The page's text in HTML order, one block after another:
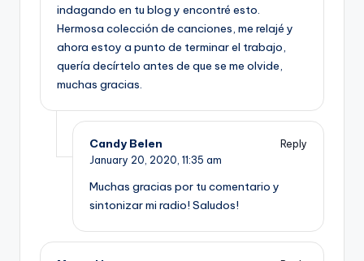
indagando en tu blog y encontré esto.
Hermosa colección de canciones, me relajé y
ahora estoy a punto de terminar el trabajo,
quería decírtelo antes de que se me olvide,
muchas gracias.
Candy Belen
Reply
January 20, 2020, 11:35 am
Muchas gracias por tu comentario y
sintonizar mi radio! Saludos!